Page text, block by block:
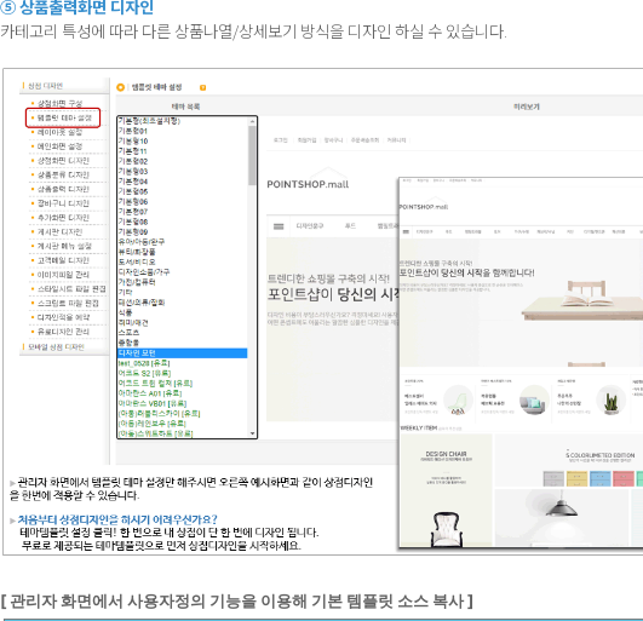
⑤ 상품출력화면 디자인
카테고리 특성에 따라 다른 상품나열/상세보기 방식을 디자인 하실 수 있습니다.
[ 관리자 화면에서 사용자정의 기능을 이용해 기본 템플릿 소스 복사 ]